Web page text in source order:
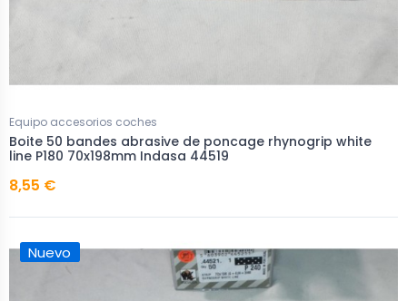
Equipo accesorios coches
Boite 50 bandes abrasive de poncage rhynogrip white
line P180 70x198mm Indasa 44519
8,55 €
Nuevo